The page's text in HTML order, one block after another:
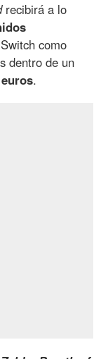
recibirá a lo
como
dentro de un
.